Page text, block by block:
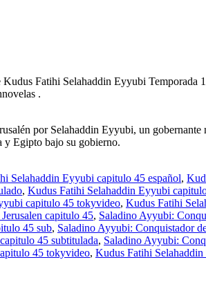
Fatihi Selahaddin Eyyubi Temporada
.
por Selahaddin Eyyubi, un
y Egipto bajo su gobierno.
Selahaddin Eyyubi capitulo 45 español,
, Kudus Fatihi Selahaddin Eyyubi
capitulo 45 tokyvideo, Kudus Fatihi
capitulo 45, Saladino Ayyubi:
45 sub, Saladino Ayyubi: Conquistador
45 subtitulada, Saladino Ayyubi:
45 tokyvideo, Kudus Fatihi